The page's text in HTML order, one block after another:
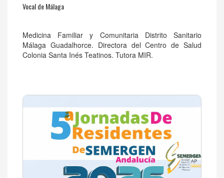
Vocal de Málaga
Medicina Familiar y Comunitaria Distrito Sanitario
Málaga Guadalhorce. Directora del Centro de Salud
Colonia Santa Inés Teatinos. Tutora MIR.